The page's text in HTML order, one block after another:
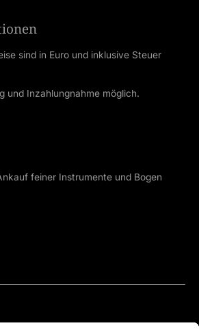
sind in Euro und inklusive Steuer
und Inzahlungnahme möglich.
feiner Instrumente und Bogen